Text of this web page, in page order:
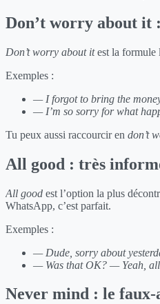
Don’t worry about it
Don’t worry about itest la formule
Exemples :
— I forgot to bring the
— I’m so sorry for what
Tu peux aussi raccourcir en don’t
All good : très
All good est l’option la plus
WhatsApp, c’est parfait.
Exemples :
— Dude, sorry about
— Was that OK? — Yeah,
Never mind : le faux-